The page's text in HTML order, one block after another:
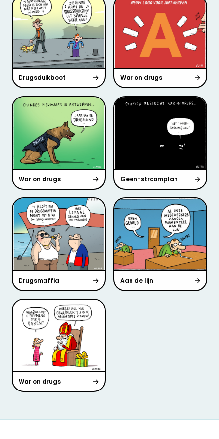
Drugsduikboot War on drugs
War on drugs Geen-stroomplan
Drugsmaffia Aan de lijn
War on drugs